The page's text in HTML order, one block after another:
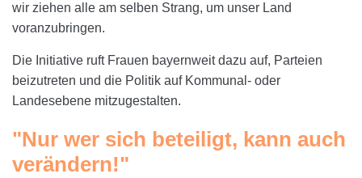
wir ziehen alle am selben Strang, um unser Land
voranzubringen.
Die Initiative ruft Frauen bayernweit dazu auf, Parteien
beizutreten und die Politik auf Kommunal- oder
Landesebene mitzugestalten.
"Nur wer sich beteiligt, kann auch
verändern!"